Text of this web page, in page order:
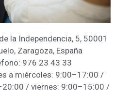
la Independencia, 5, 50001
Zaragoza, España
976 23 43 33
a miércoles: 9:00–17:00 /
/ viernes: 9:00–15:00 /